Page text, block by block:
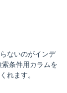
ないのがインデ
条件用カラムを
れます。